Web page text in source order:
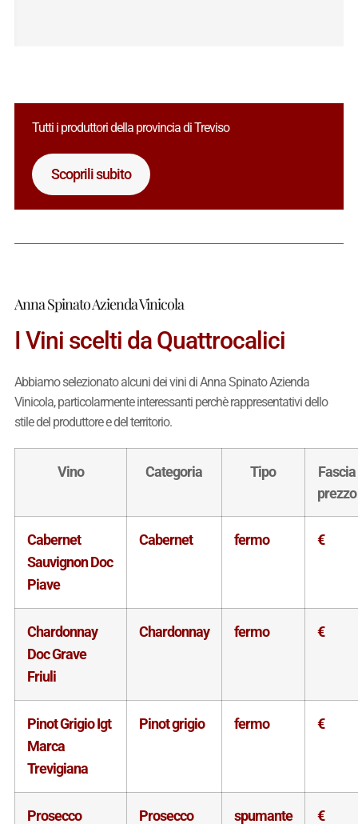
Tutti i produttori della provincia di Treviso
Scoprili subito
Anna Spinato Azienda Vinicola
I Vini scelti da Quattrocalici
Abbiamo selezionato alcuni dei vini di Anna Spinato Azienda
Vinicola, particolarmente interessanti perchè rappresentativi dello
stile del produttore e del territorio.
Vino Categoria Tipo
Fascia
prezzo
Cabernet
Sauvignon Doc
Piave
Cabernet fermo €
Chardonnay
Doc Grave
Friuli
Chardonnay fermo €
Pinot Grigio Igt
Marca
Trevigiana
Pinot grigio fermo €
Prosecco Prosecco spumante €